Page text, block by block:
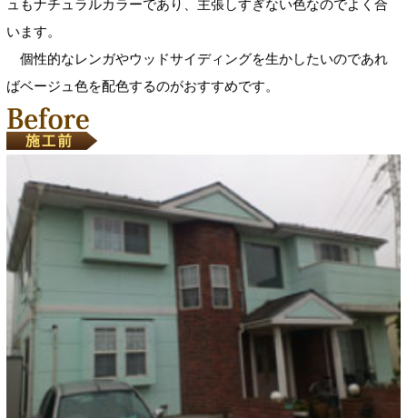
ュもナチュラルカラーであり、主張しすぎない色なのでよく合
います。
個性的なレンガやウッドサイディングを生かしたいのであれ
ばベージュ色を配色するのがおすすめです。